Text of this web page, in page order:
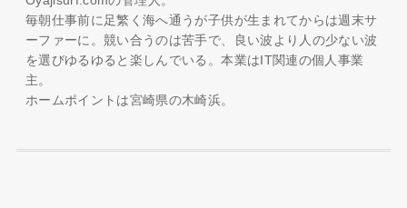
毎朝仕事前に足繁く海へ通うが子供が生まれてからは週末サ
ーファーに。競い合うのは苦手で、良い波より人の少ない波
を選びゆるゆると楽しんでいる。本業はIT関連の個人事業
主。
ホームポイントは宮崎県の木崎浜。